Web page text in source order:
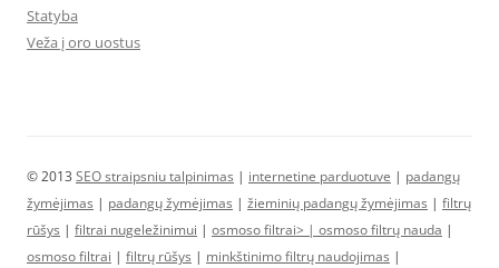
Statyba
Veža į oro uostus
© 2013 SEO straipsniu talpinimas | internetine parduotuve | padangų
žymėjimas | padangų žymėjimas | žieminių padangų žymėjimas | filtrų
rūšys | filtrai nugeležinimui | osmoso filtrai> | osmoso filtrų nauda |
osmoso filtrai | filtrų rūšys | minkštinimo filtrų naudojimas |